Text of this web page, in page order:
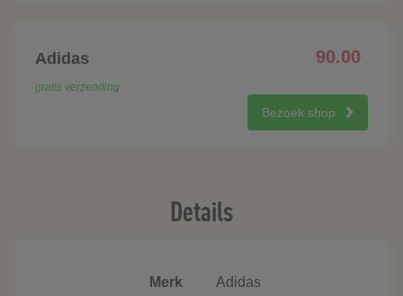
Adidas 90.00
gratis verzending
Bezoek shop
Details
Merk Adidas